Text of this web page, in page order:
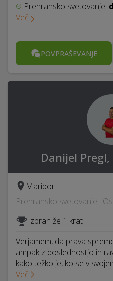
Prehransko svetovanje:
Več
POVPRAŠEVANJE
Danijel
Maribor
Prehransko svetovanje ·
Izbran že 1 krat
Verjamem, da prava
ampak z doslednostjo in
kako težko je, ko se v
Več